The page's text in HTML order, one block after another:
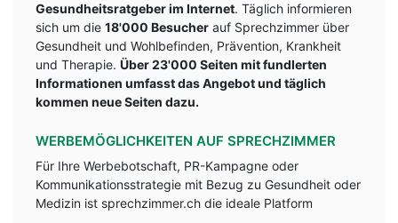
Gesundheitsratgeber im Internet. Täglich informieren
sich um die 18'000 Besucher auf Sprechzimmer über
Gesundheit und Wohlbefinden, Prävention, Krankheit
und Therapie. Über 23'000 Seiten mit fundlerten
Informationen umfasst das Angebot und täglich
kommen neue Seiten dazu.
WERBEMÖGLICHKEITEN AUF SPRECHZIMMER
Für Ihre Werbebotschaft, PR-Kampagne oder
Kommunikationsstrategie mit Bezug zu Gesundheit oder
Medizin ist sprechzimmer.ch die ideale Platform